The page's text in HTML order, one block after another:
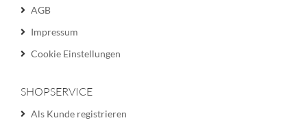
AGB
Impressum
Cookie Einstellungen
SHOPSERVICE
Als Kunde registrieren